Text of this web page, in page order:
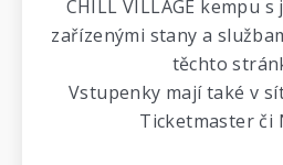
CHILL VILLAGE kempu
zařízenými stany a
těchto
Vstupenky mají také v
Ticketmaster či